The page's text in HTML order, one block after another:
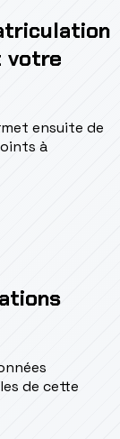
votre
ensuite de
à
de cette